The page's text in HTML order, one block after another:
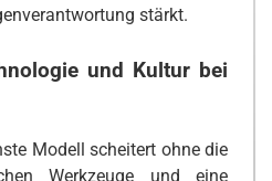
stärkt.
und Kultur bei
Modell scheitert ohne die
Werkzeuge und eine